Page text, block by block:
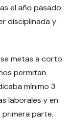
el año pasado
disciplinada y
metas a corto
permitan
mínimo 3
laborales y en
primera parte.